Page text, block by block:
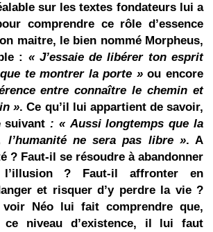
sur les textes fondateurs
lui a
comprendre ce rôle d’essence
maitre, le bien nommé Morpheus,
: « J’essaie de libérer ton esprit
te montrer la porte »ou encore
entre connaître le chemin et
». Ce qu’il lui appartient de savoir,
suivant: « Aussi longtemps que la
l’humanité ne sera pas libre ». A
? Faut-il se résoudre à abandonner
? Faut-il affronter en
et risquer d’y perdre la vie ?
voir Néo lui fait comprendre que,
ce niveau d’existence, il lui faut